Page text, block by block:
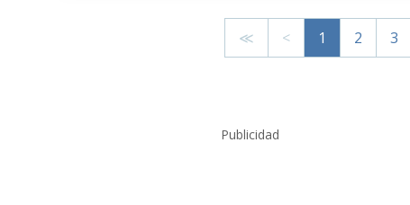
≪ < 1 2 3
Publicidad